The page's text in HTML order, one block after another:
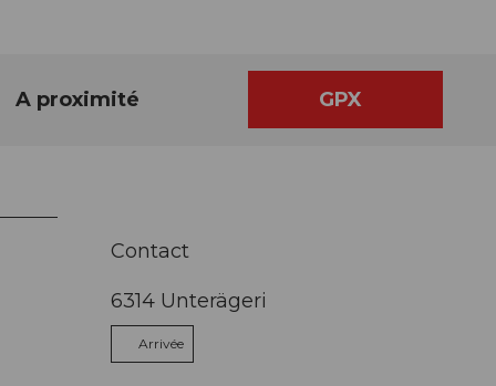
A proximité GPX
Contact
6314 Unterägeri
Arrivée